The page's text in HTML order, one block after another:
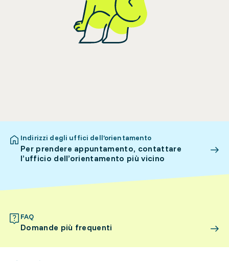
Indirizzi degli uffici dell’orientamento
Per prendere appuntamento, contattare
l’ufficio dell’orientamento più vicino
FAQ
Domande più frequenti